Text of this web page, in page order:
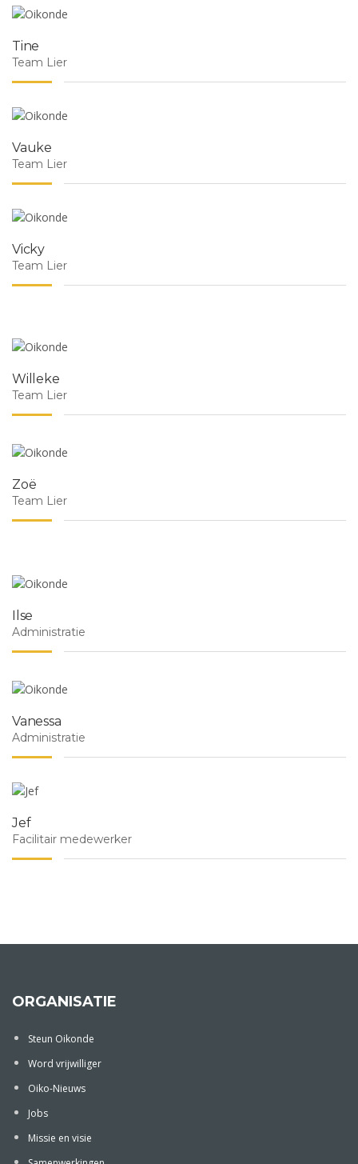
Tine
Team Lier
Vauke
Team Lier
Vicky
Team Lier
Willeke
Team Lier
Zoë
Team Lier
Ilse
Administratie
Vanessa
Administratie
Jef
Facilitair medewerker
ORGANISATIE
Steun Oikonde
Word vrijwilliger
Oiko-Nieuws
Jobs
Missie en visie